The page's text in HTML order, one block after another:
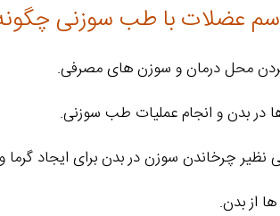
عضلات با طب سوزنی
محل درمان و سوزن های مصرفی.
در بدن و انجام عملیات طب سوزنی.
نظیر چرخاندن سوزن در بدن برای ایجاد
از بدن.